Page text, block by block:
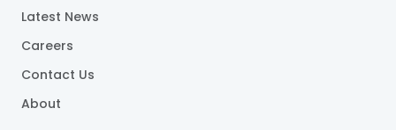
Latest News
Careers
Contact Us
About